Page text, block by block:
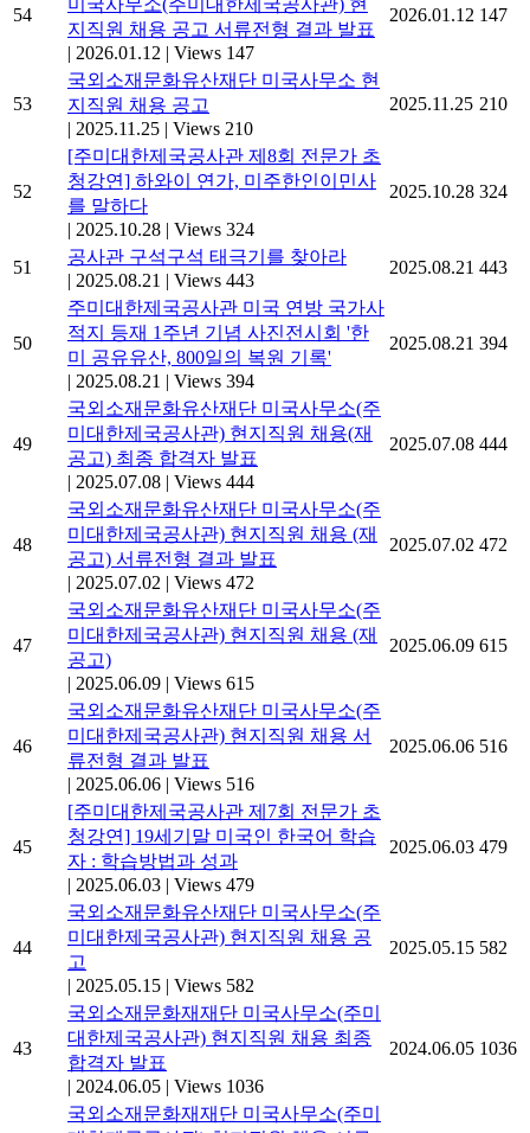
54
지직원 채용 공고 서류전형 결과 발표
| 2026.01.12 | Views 147
2026.01.12 147
53
국외소재문화유산재단 미국사무소 현
지직원 채용 공고
| 2025.11.25 | Views 210
2025.11.25 210
52
[주미대한제국공사관 제8회 전문가 초
청강연] 하와이 연가, 미주한인이민사
를 말하다
| 2025.10.28 | Views 324
2025.10.28 324
51
공사관 구석구석 태극기를 찾아라
| 2025.08.21 | Views 443
2025.08.21 443
50
주미대한제국공사관 미국 연방 국가사
적지 등재 1주년 기념 사진전시회 '한
미 공유유산, 800일의 복원 기록'
| 2025.08.21 | Views 394
2025.08.21 394
49
국외소재문화유산재단 미국사무소(주
미대한제국공사관) 현지직원 채용(재
공고) 최종 합격자 발표
| 2025.07.08 | Views 444
2025.07.08 444
48
국외소재문화유산재단 미국사무소(주
미대한제국공사관) 현지직원 채용 (재
공고) 서류전형 결과 발표
| 2025.07.02 | Views 472
2025.07.02 472
47
국외소재문화유산재단 미국사무소(주
미대한제국공사관) 현지직원 채용 (재
공고)
| 2025.06.09 | Views 615
2025.06.09 615
46
국외소재문화유산재단 미국사무소(주
미대한제국공사관) 현지직원 채용 서
류전형 결과 발표
| 2025.06.06 | Views 516
2025.06.06 516
45
[주미대한제국공사관 제7회 전문가 초
청강연] 19세기말 미국인 한국어 학습
자 : 학습방법과 성과
| 2025.06.03 | Views 479
2025.06.03 479
44
국외소재문화유산재단 미국사무소(주
미대한제국공사관) 현지직원 채용 공
고
| 2025.05.15 | Views 582
2025.05.15 582
43
국외소재문화재재단 미국사무소(주미
대한제국공사관) 현지직원 채용 최종
합격자 발표
| 2024.06.05 | Views 1036
2024.06.05 1036
국외소재문화재재단 미국사무소(주미